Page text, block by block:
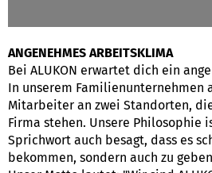
ANGENEHMES ARBEITSKLIMA
Bei ALUKON erwartet dich ein
In unserem Familienunternehmen
Mitarbeiter an zwei Standorten,
Firma stehen. Unsere Philosophie
Sprichwort auch besagt, dass es
bekommen, sondern auch zu